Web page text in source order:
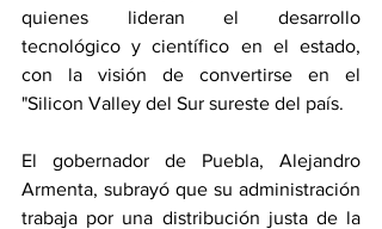
quienes lideran el desarrollo
tecnológico y científico en el estado,
con la visión de convertirse en el
"Silicon Valley del Sur sureste del país.
El gobernador de Puebla, Alejandro
Armenta, subrayó que su administración
trabaja por una distribución justa de la